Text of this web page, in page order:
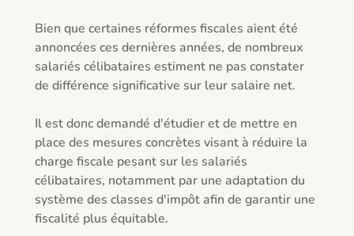
Bien que certaines réformes fiscales aient été
annoncées ces dernières années, de nombreux
salariés célibataires estiment ne pas constater
de différence significative sur leur salaire net.
Il est donc demandé d'étudier et de mettre en
place des mesures concrètes visant à réduire la
charge fiscale pesant sur les salariés
célibataires, notamment par une adaptation du
système des classes d'impôt afin de garantir une
fiscalité plus équitable.